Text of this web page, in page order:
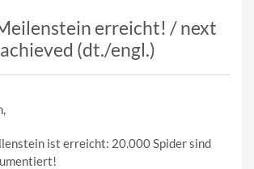
erreicht! / next
(dt./engl.)
ist erreicht: 20.000 Spider sind